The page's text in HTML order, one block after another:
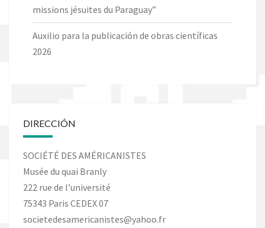
missions jésuites du Paraguay”
Auxilio para la publicación de obras científicas
2026
DIRECCIÓN
SOCIÉTÉ DES AMÉRICANISTES
Musée du quai Branly
222 rue de l’université
75343 Paris CEDEX 07
societedesamericanistes@yahoo.fr